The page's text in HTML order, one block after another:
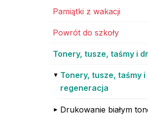
Pamiątki z wakacji
Powrót do szkoły
Tonery, tusze, taśmy i
Tonery, tusze, taśmy i
regeneracja
Drukowanie białym